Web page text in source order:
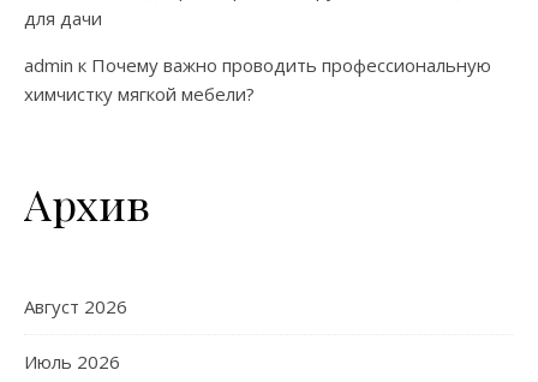
для дачи
admin к Почему важно проводить профессиональную
химчистку мягкой мебели?
Архив
Август 2026
Июль 2026